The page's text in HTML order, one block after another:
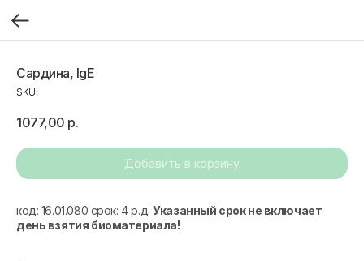
Сардина, IgE
SKU:
1077,00 р.
Добавить в корзину
код: 16.01.080 срок: 4 р.д.Указанный срок не включает
день взятия биоматериала!